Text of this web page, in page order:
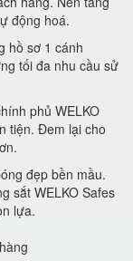
động hoá.
hồ sơ 1 cánh
tối đa nhu cầu sử
phủ WELKO
tiện. Đem lại cho
đẹp bền mầu.
sắt WELKO Safes
lựa.